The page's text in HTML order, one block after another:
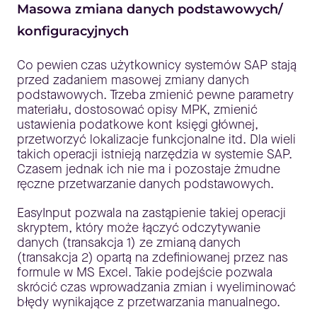
Masowa zmiana danych podstawowych/
konfiguracyjnych
Co pewien czas użytkownicy systemów SAP stają
przed zadaniem masowej zmiany danych
podstawowych. Trzeba zmienić pewne parametry
materiału, dostosować opisy MPK, zmienić
ustawienia podatkowe kont księgi głównej,
przetworzyć lokalizacje funkcjonalne itd. Dla wieli
takich operacji istnieją narzędzia w systemie SAP.
Czasem jednak ich nie ma i pozostaje żmudne
ręczne przetwarzanie danych podstawowych.
EasyInput pozwala na zastąpienie takiej operacji
skryptem, który może łączyć odczytywanie
danych (transakcja 1) ze zmianą danych
(transakcja 2) opartą na zdefiniowanej przez nas
formule w MS Excel. Takie podejście pozwala
skrócić czas wprowadzania zmian i wyeliminować
błędy wynikające z przetwarzania manualnego.